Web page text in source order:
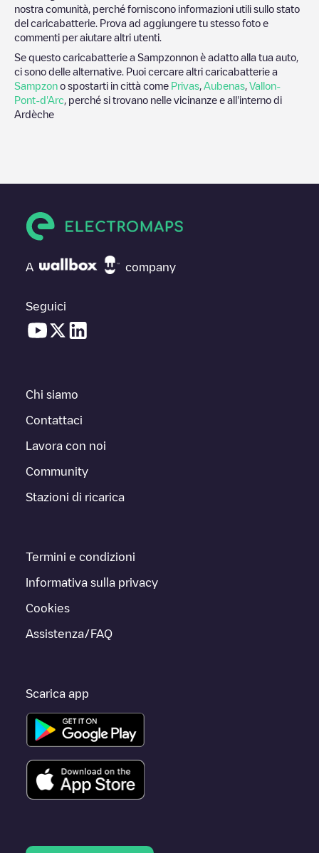
nostra comunità, perché forniscono informazioni utili sullo stato
del caricabatterie. Prova ad aggiungere tu stesso foto e
commenti per aiutare altri utenti.
Se questo caricabatterie a Sampzonnon è adatto alla tua auto,
ci sono delle alternative. Puoi cercare altri caricabatterie a
Sampzon o spostarti in città come Privas Aubenas Vallon-
Pont-d'Arc , perché si trovano nelle vicinanze e all'interno di
Ardèche
A company
Seguici
Chi siamo
Contattaci
Lavora con noi
Community
Stazioni di ricarica
Termini e condizioni
Informativa sulla privacy
Cookies
Assistenza/FAQ
Scarica app